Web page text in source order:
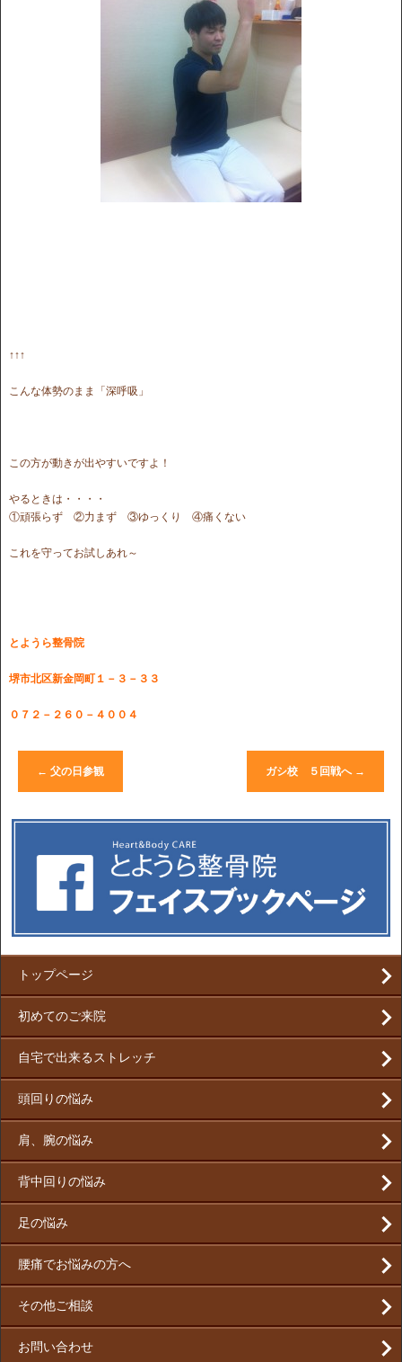
↑↑↑
こんな体勢のまま「深呼吸」
この方が動きが出やすいですよ！
やるときは・・・・
①頑張らず ②力まず ③ゆっくり ④痛くない
これを守ってお試しあれ～
とようら整骨院
堺市北区新金岡町１－３－３３
０７２－２６０－４００４
← 父の日参観 ガシ校 ５回戦へ →
トップページ
初めてのご来院
自宅で出来るストレッチ
頭回りの悩み
肩、腕の悩み
背中回りの悩み
足の悩み
腰痛でお悩みの方へ
その他ご相談
お問い合わせ